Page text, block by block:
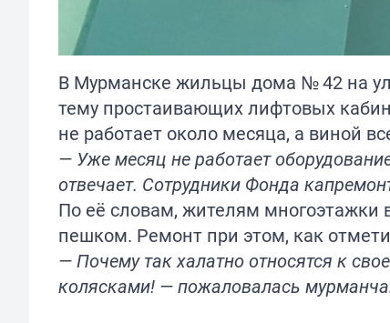
В Мурманске жильцы дома № 42 на
тему простаивающих лифтовых
не работает около месяца, а виной
— Уже месяц не работает
отвечает. Сотрудники Фонда
По её словам, жителям многоэтажки
пешком. Ремонт при этом, как
— Почему так халатно относятся к
колясками! — пожаловалась